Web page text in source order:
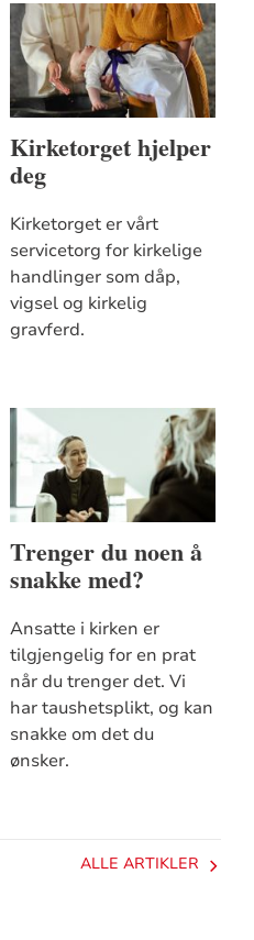
Kirketorget hjelper
deg
Kirketorget er vårt
servicetorg for kirkelige
handlinger som dåp,
vigsel og kirkelig
gravferd.
Trenger du noen å
snakke med?
Ansatte i kirken er
tilgjengelig for en prat
når du trenger det. Vi
har taushetsplikt, og kan
snakke om det du
ønsker.
ALLE ARTIKLER